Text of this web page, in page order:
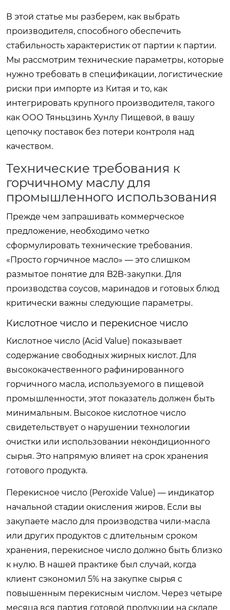
В этой статье мы разберем, как выбрать
производителя, способного обеспечить
стабильность характеристик от партии к партии.
Мы рассмотрим технические параметры, которые
нужно требовать в спецификации, логистические
риски при импорте из Китая и то, как
интегрировать крупного производителя, такого
как ООО Тяньцзинь Хунлу Пищевой, в вашу
цепочку поставок без потери контроля над
качеством.
Технические требования к
горчичному маслу для
промышленного использования
Прежде чем запрашивать коммерческое
предложение, необходимо четко
сформулировать технические требования.
«Просто горчичное масло» — это слишком
размытое понятие для B2B-закупки. Для
производства соусов, маринадов и готовых блюд
критически важны следующие параметры.
Кислотное число и перекисное число
Кислотное число (Acid Value) показывает
содержание свободных жирных кислот. Для
высококачественного рафинированного
горчичного масла, используемого в пищевой
промышленности, этот показатель должен быть
минимальным. Высокое кислотное число
свидетельствует о нарушении технологии
очистки или использовании некондиционного
сырья. Это напрямую влияет на срок хранения
готового продукта.
Перекисное число (Peroxide Value) — индикатор
начальной стадии окисления жиров. Если вы
закупаете масло для производства чили-масла
или других продуктов с длительным сроком
хранения, перекисное число должно быть близко
к нулю. В нашей практике был случай, когда
клиент сэкономил 5% на закупке сырья с
повышенным перекисным числом. Через четыре
месяца вся партия готовой продукции на складе